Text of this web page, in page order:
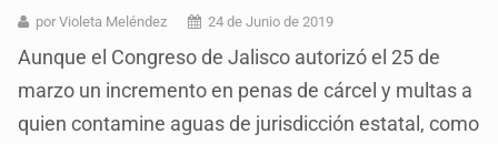
por Violeta Meléndez 24 de Junio de 2019
Aunque el Congreso de Jalisco autorizó el 25 de
marzo un incremento en penas de cárcel y multas a
quien contamine aguas de jurisdicción estatal, como